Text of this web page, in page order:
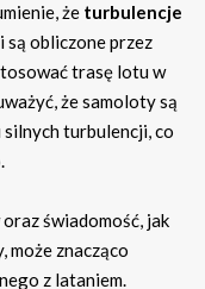
że turbulencje
obliczone przez
trasę lotu w
że samoloty są
turbulencji, co
świadomość, jak
może znacząco
z lataniem.